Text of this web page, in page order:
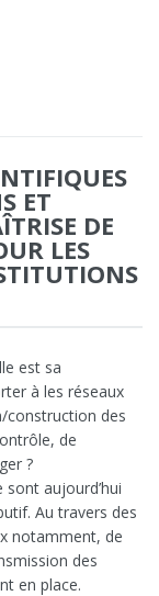
ET
DE
LES
est sa
à les réseaux
construction des
de
?
aujourd’hui
Au travers des
notamment, de
des
en place.